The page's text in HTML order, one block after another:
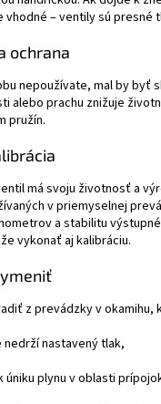
vhodné – ventily sú
ochrana
nepoužívate, mal by byť
alebo prachu znižuje
pružín.
má svoju životnosť a
v priemyselnej
a stabilitu
vykonať aj kalibráciu.
z prevádzky v okamihu,
nedrží nastavený tlak,
úniku plynu v oblasti